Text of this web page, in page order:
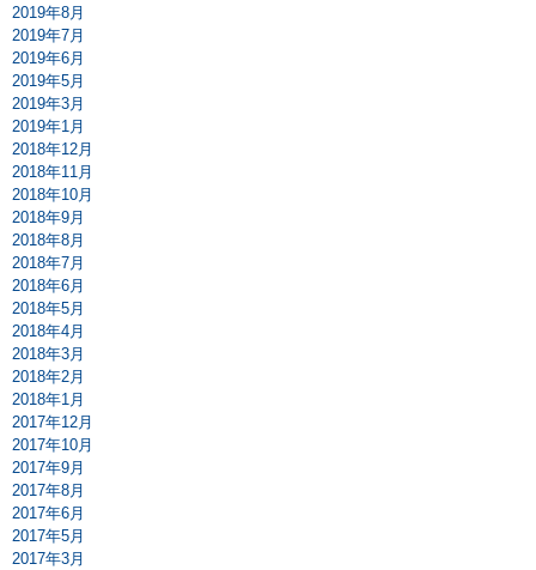
2019年8月
2019年7月
2019年6月
2019年5月
2019年3月
2019年1月
2018年12月
2018年11月
2018年10月
2018年9月
2018年8月
2018年7月
2018年6月
2018年5月
2018年4月
2018年3月
2018年2月
2018年1月
2017年12月
2017年10月
2017年9月
2017年8月
2017年6月
2017年5月
2017年3月